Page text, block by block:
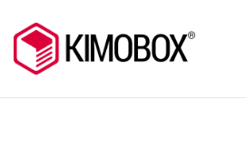
to
content